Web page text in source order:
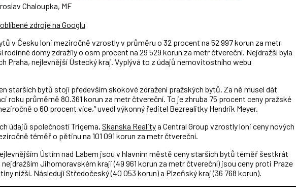
Chaloupka, MF
zdroje na Googlu
v Česku loni meziročně vzrostly v průměru o 32 procent na 52 997 korun za metr
rodinné domy zdražily o osm procent na 29 529 korun za metr čtvereční. Nejdražší byla
Praha, nejlevnější Ústecký kraj. Vyplývá to z údajů nemovitostního webu
starších bytů stojí především skokové zdražení pražských bytů. Za ně musel dát
roku průměrně 80.361 korun za metr čtvereční. To je zhruba 75 procent ceny pražské
o 60 procent více,“ uvedl výkonný ředitel Bezrealitky Hendrik Meyer.
údajů společností Trigema, Skanska Realitya Central Group vzrostly loni ceny nových
téměř o pětinu na 101 091 korun za metr čtvereční.
Ústím nad Labem jsou v hlavním městě ceny starších bytů téměř šestkrát
nejdražším Jihomoravském kraji (49 961 korun za metr čtvereční) jsou ceny proti Praze
nižší. Následují Středočeský (40 053 korun) a Plzeňský kraj (36 768 korun).